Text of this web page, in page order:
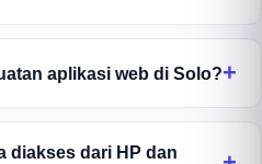
aplikasi web di Solo?
web di Solo dari
dan
diakses dari HP dan